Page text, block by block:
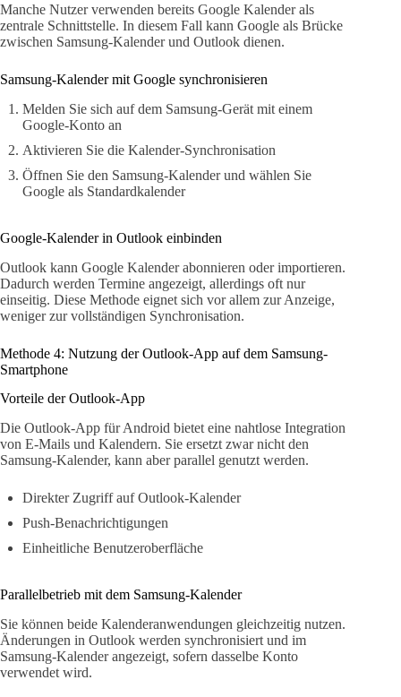
Manche Nutzer verwenden bereits Google Kalender als
zentrale Schnittstelle. In diesem Fall kann Google als Brücke
zwischen Samsung-Kalender und Outlook dienen.
Samsung-Kalender mit Google synchronisieren
Melden Sie sich auf dem Samsung-Gerät mit einem
Google-Konto an
Aktivieren Sie die Kalender-Synchronisation
Öffnen Sie den Samsung-Kalender und wählen Sie
Google als Standardkalender
Google-Kalender in Outlook einbinden
Outlook kann Google Kalender abonnieren oder importieren.
Dadurch werden Termine angezeigt, allerdings oft nur
einseitig. Diese Methode eignet sich vor allem zur Anzeige,
weniger zur vollständigen Synchronisation.
Methode 4: Nutzung der Outlook-App auf dem Samsung-
Smartphone
Vorteile der Outlook-App
Die Outlook-App für Android bietet eine nahtlose Integration
von E-Mails und Kalendern. Sie ersetzt zwar nicht den
Samsung-Kalender, kann aber parallel genutzt werden.
Direkter Zugriff auf Outlook-Kalender
Push-Benachrichtigungen
Einheitliche Benutzeroberfläche
Parallelbetrieb mit dem Samsung-Kalender
Sie können beide Kalenderanwendungen gleichzeitig nutzen.
Änderungen in Outlook werden synchronisiert und im
Samsung-Kalender angezeigt, sofern dasselbe Konto
verwendet wird.